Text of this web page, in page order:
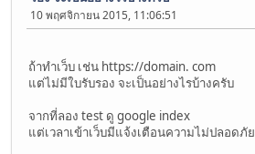
10 พฤศจิกายน 2015, 11:06:51
ถ้าทำเว็บ เช่น https://domain. com
แต่ไม่มีใบรับรอง จะเป็นอย่างไรบ้างครับ
จากที่ลอง test ดู google index
แต่เวลาเข้าเว็บมีแจ้งเตือนความไม่ปลอดภัย